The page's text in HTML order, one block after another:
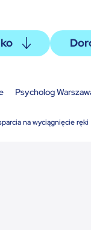
Psycholog
na wyciągnięcie ręki